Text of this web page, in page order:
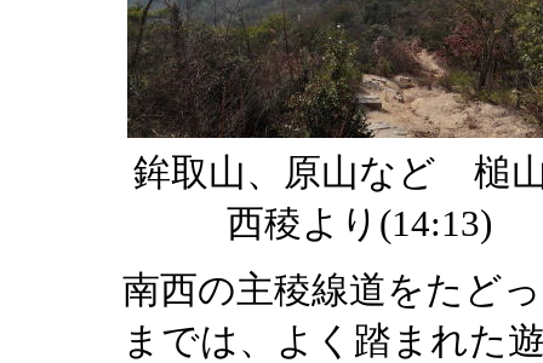
鉾取山、原山など 槌
西稜より(14:13)
南西の主稜線道をたど
までは、よく踏まれた